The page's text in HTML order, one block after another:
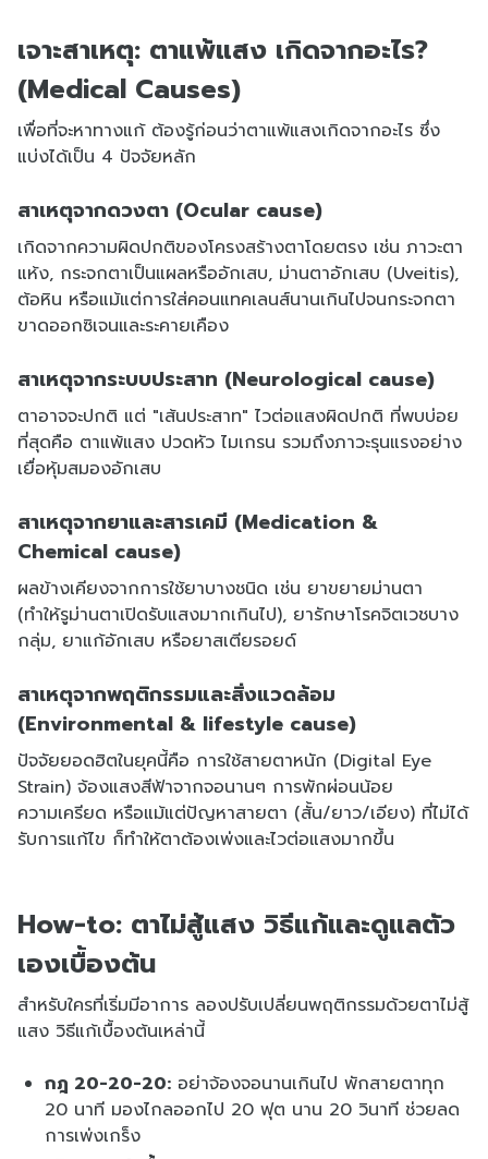
เจาะสาเหตุ: ตาแพ้แสง เกิดจากอะไร?
(Medical Causes)
เพื่อที่จะหาทางแก้ ต้องรู้ก่อนว่าตาแพ้แสงเกิดจากอะไร ซึ่ง
แบ่งได้เป็น 4 ปัจจัยหลัก
สาเหตุจากดวงตา (Ocular cause)
เกิดจากความผิดปกติของโครงสร้างตาโดยตรง เช่น ภาวะตา
แห้ง, กระจกตาเป็นแผลหรืออักเสบ, ม่านตาอักเสบ (Uveitis),
ต้อหิน หรือแม้แต่การใส่คอนแทคเลนส์นานเกินไปจนกระจกตา
ขาดออกซิเจนและระคายเคือง
สาเหตุจากระบบประสาท (Neurological cause)
ตาอาจจะปกติ แต่ "เส้นประสาท" ไวต่อแสงผิดปกติ ที่พบบ่อย
ที่สุดคือ ตาแพ้แสง ปวดหัว ไมเกรน รวมถึงภาวะรุนแรงอย่าง
เยื่อหุ้มสมองอักเสบ
สาเหตุจากยาและสารเคมี (Medication &
Chemical cause)
ผลข้างเคียงจากการใช้ยาบางชนิด เช่น ยาขยายม่านตา
(ทำให้รูม่านตาเปิดรับแสงมากเกินไป), ยารักษาโรคจิตเวชบาง
กลุ่ม, ยาแก้อักเสบ หรือยาสเตียรอยด์
สาเหตุจากพฤติกรรมและสิ่งแวดล้อม
(Environmental & lifestyle cause)
ปัจจัยยอดฮิตในยุคนี้คือ การใช้สายตาหนัก (Digital Eye
Strain) จ้องแสงสีฟ้าจากจอนานๆ การพักผ่อนน้อย
ความเครียด หรือแม้แต่ปัญหาสายตา (สั้น/ยาว/เอียง) ที่ไม่ได้
รับการแก้ไข ก็ทำให้ตาต้องเพ่งและไวต่อแสงมากขึ้น
How-to: ตาไม่สู้แสง วิธีแก้และดูแลตัว
เองเบื้องต้น
สำหรับใครที่เริ่มมีอาการ ลองปรับเปลี่ยนพฤติกรรมด้วยตาไม่สู้
แสง วิธีแก้เบื้องต้นเหล่านี้
กฎ 20-20-20: อย่าจ้องจอนานเกินไป พักสายตาทุก
20 นาที มองไกลออกไป 20 ฟุต นาน 20 วินาที ช่วยลด
การเพ่งเกร็ง